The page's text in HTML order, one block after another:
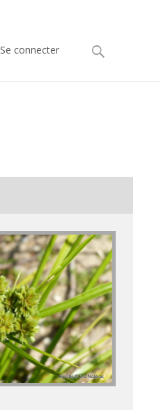
Se connecter Rechercher :